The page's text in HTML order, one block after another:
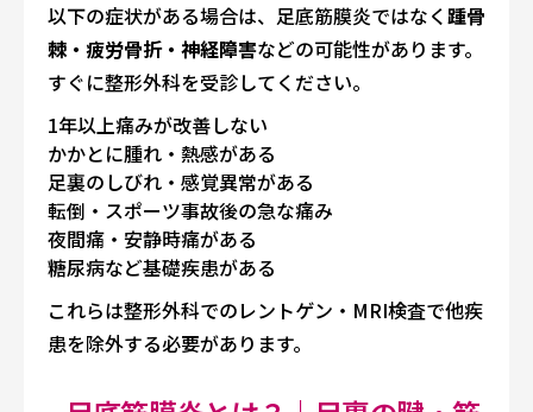
以下の症状がある場合は、足底筋膜炎ではなく踵骨
棘・疲労骨折・神経障害などの可能性があります。
すぐに整形外科を受診してください。
1年以上痛みが改善しない
かかとに腫れ・熱感がある
足裏のしびれ・感覚異常がある
転倒・スポーツ事故後の急な痛み
夜間痛・安静時痛がある
糖尿病など基礎疾患がある
これらは整形外科でのレントゲン・MRI検査で他疾
患を除外する必要があります。